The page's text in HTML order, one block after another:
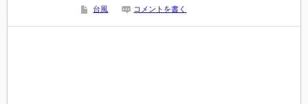
台風 コメントを書く